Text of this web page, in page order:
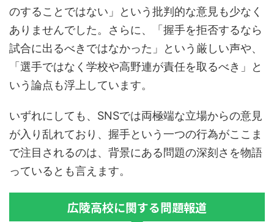
のすることではない」という批判的な意見も少なく
ありませんでした。さらに、「握手を拒否するなら
試合に出るべきではなかった」という厳しい声や、
「選手ではなく学校や高野連が責任を取るべき」と
いう論点も浮上しています。
いずれにしても、SNSでは両極端な立場からの意見
が入り乱れており、握手という一つの行為がここま
で注目されるのは、背景にある問題の深刻さを物語
っているとも言えます。
広陵高校に関する問題報道